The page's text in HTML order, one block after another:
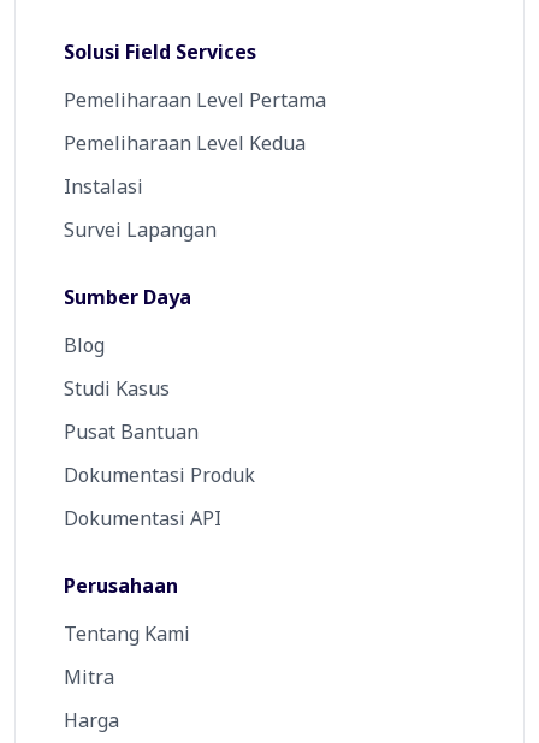
Solusi Field Services
Pemeliharaan Level Pertama
Pemeliharaan Level Kedua
Instalasi
Survei Lapangan
Sumber Daya
Blog
Studi Kasus
Pusat Bantuan
Dokumentasi Produk
Dokumentasi API
Perusahaan
Tentang Kami
Mitra
Harga